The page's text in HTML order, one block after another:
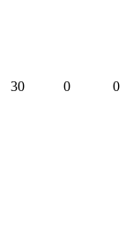
30 0 0